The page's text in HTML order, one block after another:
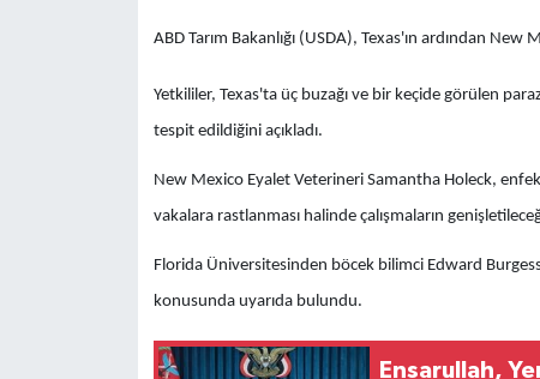
ABD Tarım Bakanlığı (USDA), Texas'ın ardından
Yetkililer, Texas'ta üç buzağı ve bir keçide görülen
tespit edildiğini açıkladı.
New Mexico Eyalet Veterineri Samantha Holeck,
vakalara rastlanması halinde çalışmaların
Florida Üniversitesinden böcek bilimci Edward
konusunda uyarıda bulundu.
Ensarullah,